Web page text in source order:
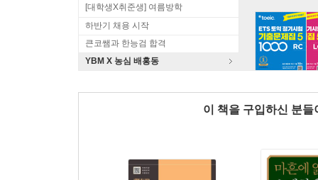
[대학생X취준생] 여름방학
하반기 채용 시작
큰코쌤과 한능검 합격
YBM X 농심 배홍동
이 책을 구입하신 분